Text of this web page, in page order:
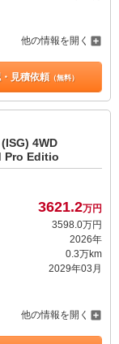
他の情報を開く
見積依頼（無料）
4WD
Pro Editio
3621.2万円
3598.0万円
2026年
0.3万km
2029年03月
他の情報を開く